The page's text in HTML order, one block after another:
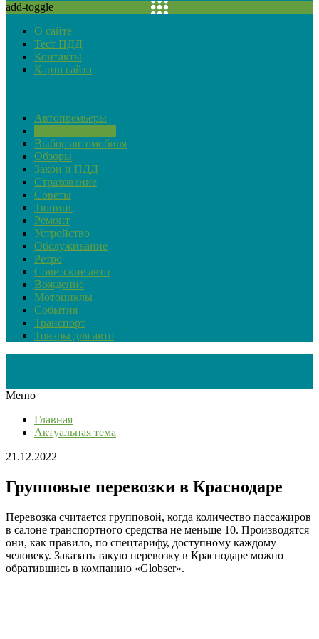
add-toggle
О сайте
Тест ПДД
Контакты
Карта сайта
Автопремьеры
Выбор автомобиля
Обзоры
Закон и ПДД
Страхование
Советы
Тюнинг
Ремонт
Устройство
Обслуживание
Ретро
Советские авто
Вождение
Мотоциклы
События
Транспорт
Товары для авто
Меню
Главная
Актуальная тема
21.12.2022
Групповые перевозки в Краснодаре
Перевозка считается групповой, когда количество пассажиров
в салоне транспортного средства не меньше 10. Производятся
они, как правило, по спецтарифу, доступному каждому
человеку. Заказать такую перевозку в Краснодаре можно
обратившись в компанию «Globser».